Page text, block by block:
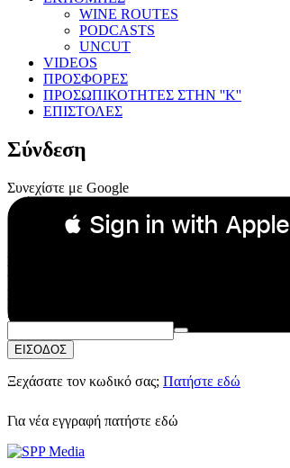
WINE ROUTES
PODCASTS
UNCUT
VIDEOS
ΠΡΟΣΦΟΡΕΣ
ΠΡΟΣΩΠΙΚΟΤΗΤΕΣ ΣΤΗΝ ''Κ''
ΕΠΙΣΤΟΛΕΣ
Σύνδεση
Συνεχίστε με Google
 Sign in with Apple
Συνεχίστε με Apple
ή
Email:
Κωδικός Πρόσβασης:
ΕΙΣΟΔΟΣ
Ξεχάσατε τον κωδικό σας; Πατήστε εδώ
Για νέα εγγραφή πατήστε εδώ